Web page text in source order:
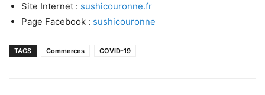
Site Internet : sushicouronne.fr
Page Facebook : sushicouronne
TAGS Commerces COVID-19